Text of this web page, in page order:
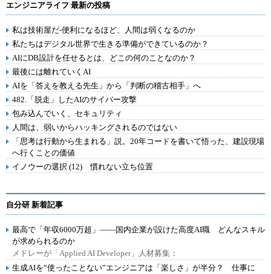
エンジニアライフ 最新の投稿
私は技術屋だ-便利になるほど、人間は弱くなるのか
私たちはデジタル世界で生きる準備ができているのか？
AIにDB設計を任せるとは、どこの何のことなのか？
最後には離れていくAI
AIを「答えを教える先生」から「判断の稽古相手」へ
482.「脱走」したAIのサイバー攻撃
包み込んでいく、セキュリティ
人間は、弱いからハッキングされるのではない
「思考は行動から生まれる」説。20年コードを書いて悟った、建設現場
へ行くことの価値
イノウーの選択 (12) 慣れない立ち位置
自分研 新着記事
最高で「年収6000万超」――国内企業が設けた高度AI職 どんなスキル
が求められるのか
メドレーが「Applied AI Developer」人材募集：
生成AIを“使ったことない”エンジニアは「楽しさ」が半分？ 仕事に